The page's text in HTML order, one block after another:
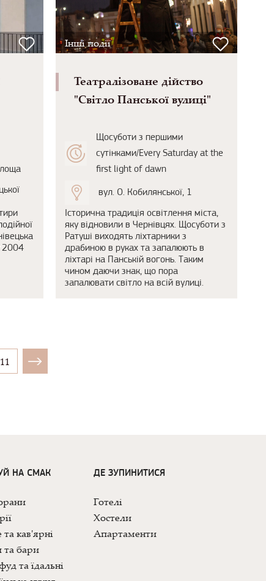
2004
Інші події
Театралізоване дійство
"Світло Панської вулиці"
Щосуботи з першими
сутінками/Every Saturday at the
first light of dawn
вул. О. Кобилянської, 1
Історична традиція освітлення міста,
яку відновили в Чернівцях. Щосуботи з
Ратуші виходять ліхтарники з
драбиною в руках та запалюють в
ліхтарі на Панській вогонь. Таким
чином даючи знак, що пора
запалювати світло на всій вулиці.
11
НА СМАК
кав'ярні
бари
та їдальні
ДЕ ЗУПИНИТИСЯ
Готелі
Хостели
Апартаменти